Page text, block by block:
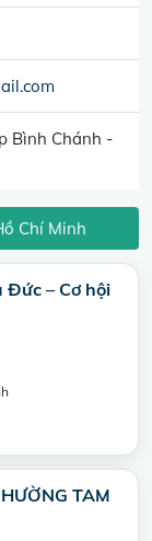
Bình Chánh -
Chí Minh
Đức – Cơ hội
TAM